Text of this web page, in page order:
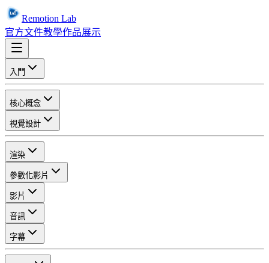
Remotion Lab
官方文件教學作品展示
入門
核心概念
視覺設計
渲染
參數化影片
影片
音訊
字幕